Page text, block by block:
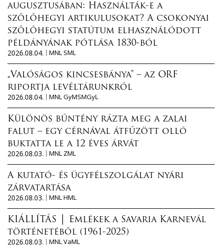
augusztusában: Használták-e a
szőlőhegyi artikulusokat? A csokonyai
szőlőhegyi statútum elhasználódott
példányának pótlása 1830-ból
2026.08.04.
MNL SML
„Valóságos kincsesbánya” – az ORF
riportja levéltárunkról
2026.08.04.
MNL GyMSMGyL
Különös bűntény rázta meg a zalai
falut – egy cérnával átfűzött olló
buktatta le a 12 éves árvát
2026.08.03.
MNL ZML
A kutató- és ügyfélszolgálat nyári
zárvatartása
2026.08.03.
MNL HML
KIÁLLÍTÁS │ Emlékek a Savaria Karnevál
történetéből (1961-2025)
2026.08.03.
MNL VaML